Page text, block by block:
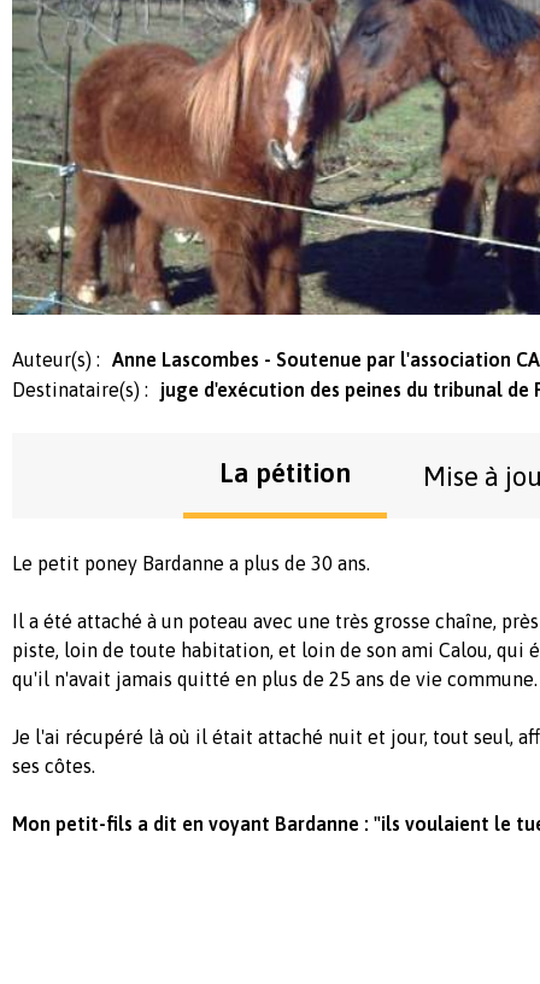
Auteur(s) :
Anne Lascombes - Soutenue par l'association
Destinataire(s) :
juge d'exécution des peines du tribunal de
La pétition Mise à
Le petit poney Bardanne a plus de 30 ans.
Il a été attaché à un poteau avec une très grosse chaîne,
piste, loin de toute habitation, et loin de son ami Calou, qui
qu'il n'avait jamais quitté en plus de 25 ans de vie commune.
Je l'ai récupéré là où il était attaché nuit et jour, tout seul,
ses côtes.
Mon petit-fils a dit en voyant Bardanne : "ils voulaient le